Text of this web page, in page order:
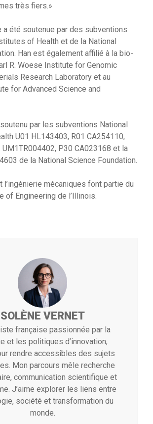
très fiers.»
a été soutenue par des subventions
of Health et de la National
Han est également affilié à la bio-
R. Woese Institute for Genomic
Research Laboratory et au
for Advanced Science and
par les subventions National
U01 HL143403, R01 CA254110,
UM1TR004402, P30 CA023168 et la
de la National Science Foundation.
mécaniques font partie du
of Engineering de l’Illinois.
SOLÈNE VERNET
française passionnée par la
et les politiques d’innovation,
rendre accessibles des sujets
Mon parcours mêle recherche
communication scientifique et
J’aime explorer les liens entre
société et transformation du
monde.